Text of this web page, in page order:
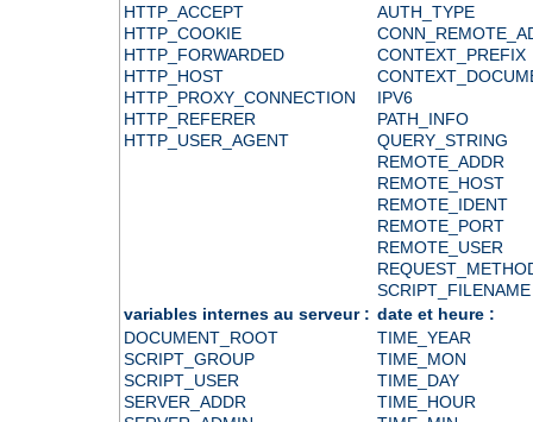
HTTP_ACCEPT
HTTP_COOKIE
HTTP_FORWARDED
HTTP_HOST
HTTP_PROXY_CONNECTION
HTTP_REFERER
HTTP_USER_AGENT
AUTH_TYPE
CONTEXT_PREFIX
IPV6
PATH_INFO
QUERY_STRING
REMOTE_ADDR
REMOTE_HOST
REMOTE_IDENT
REMOTE_PORT
REMOTE_USER
SCRIPT_FILENAME
variables internes au serveur : date et heure :
DOCUMENT_ROOT
SCRIPT_GROUP
SCRIPT_USER
SERVER_ADDR
TIME_YEAR
TIME_MON
TIME_DAY
TIME_HOUR